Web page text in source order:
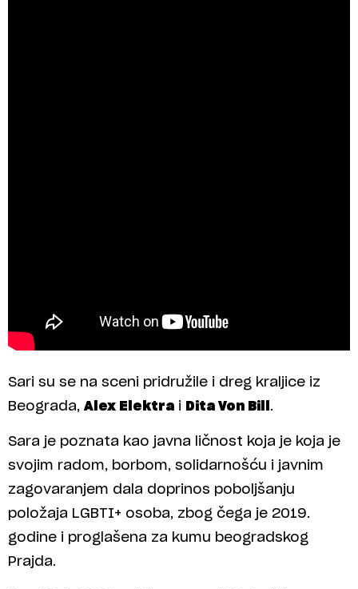
Sari su se na sceni pridružile i dreg kraljice iz
Beograda, Alex Elektra i Dita Von Bill .
Sara je poznata kao javna ličnost koja je koja je
svojim radom, borbom, solidarnošću i javnim
zagovaranjem dala doprinos poboljšanju
položaja LGBTI+ osoba, zbog čega je 2019.
godine i proglašena za kumu beogradskog
Prajda.